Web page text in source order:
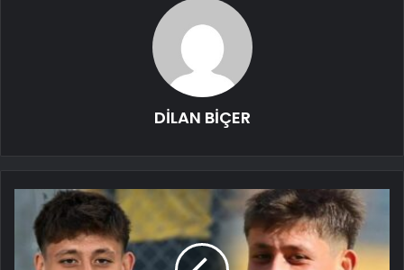
DİLAN BİÇER